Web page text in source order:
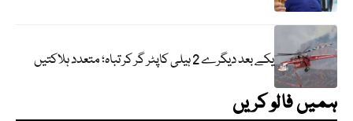
یکے بعد دیگرے 2 ہیلی کاپٹر گر کر تباہ؛ متعدد ہلاکتیں
ہمیں فالو کریں